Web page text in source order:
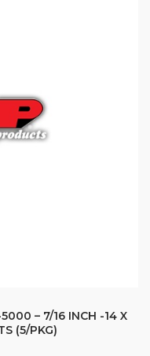
– 7/16 INCH -14 X
(5/PKG)